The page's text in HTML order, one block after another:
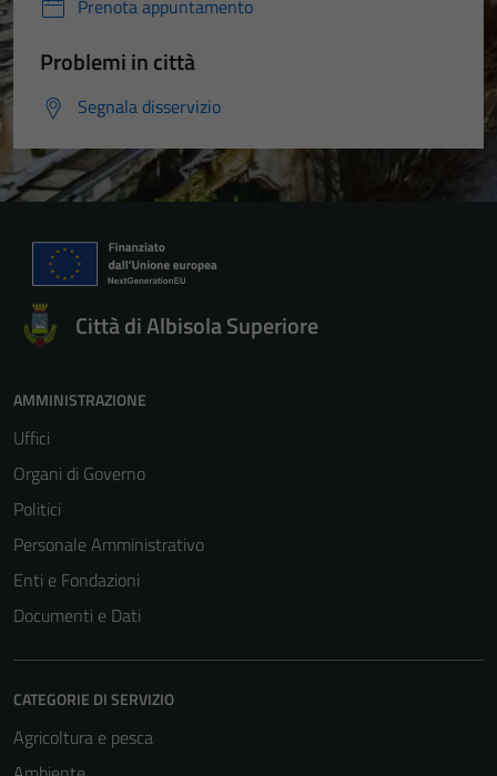
Prenota appuntamento
Problemi in città
Segnala disservizio
Città di Albisola Superiore
AMMINISTRAZIONE
Uffici
Organi di Governo
Politici
Personale Amministrativo
Enti e Fondazioni
Documenti e Dati
CATEGORIE DI SERVIZIO
Agricoltura e pesca